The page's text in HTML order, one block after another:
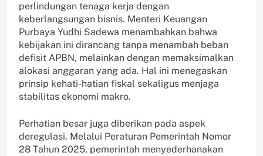
perlindungan tenaga kerja dengan
keberlangsungan bisnis. Menteri Keuangan
Purbaya Yudhi Sadewa menambahkan bahwa
kebijakan ini dirancang tanpa menambah beban
defisit APBN, melainkan dengan memaksimalkan
alokasi anggaran yang ada. Hal ini menegaskan
prinsip kehati-hatian fiskal sekaligus menjaga
stabilitas ekonomi makro.
Perhatian besar juga diberikan pada aspek
deregulasi. Melalui Peraturan Pemerintah Nomor
28 Tahun 2025, pemerintah menyederhanakan